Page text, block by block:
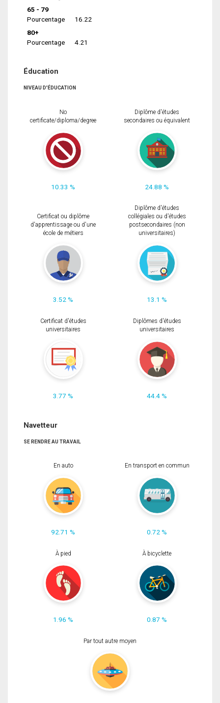
65 - 79
Pourcentage
16.22
80+
Pourcentage
4.21
Éducation
NIVEAU D'ÉDUCATION
No
certificate/diploma/degree
10.33 %
Diplôme d'études
secondaires ou équivalent
24.88 %
Certificat ou diplôme
d'apprentissage ou d'une
école de métiers
3.52 %
Diplôme d'études
collégiales ou d'études
postsecondaires (non
universitaires)
13.1 %
Certificat d'études
universitaires
3.77 %
Diplômes d'études
universitaires
44.4 %
Navetteur
SE RENDRE AU TRAVAIL
En auto
92.71 %
En transport en commun
0.72 %
À pied
1.96 %
À bicyclette
0.87 %
Par tout autre moyen